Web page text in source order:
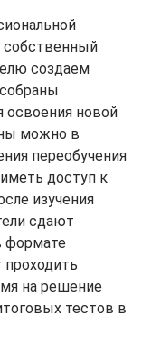
собственный
создаем
освоения новой
можно в
переобучения
доступ к
изучения
сдают
формате
на решение
тестов в